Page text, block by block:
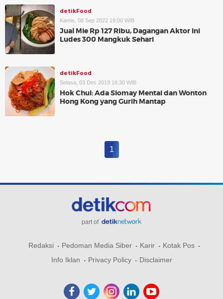
detikFood
Kamis, 08 Sep 2022 19:00 WIB
Jual Mie Rp 127 Ribu, Dagangan Aktor Ini
Ludes 300 Mangkuk Sehari
detikFood
Selasa, 03 Des 2019 16:30 WIB
Hok Chui: Ada Siomay Mentai dan Wonton
Hong Kong yang Gurih Mantap
1
part of
Redaksi Pedoman Media Siber Karir
Kotak Pos
Info Iklan
Privacy Policy Disclaimer